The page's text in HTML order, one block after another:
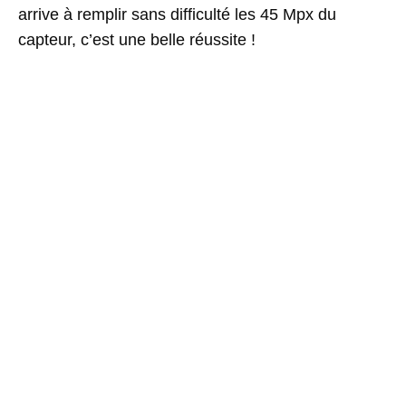
arrive à remplir sans difficulté les 45 Mpx du
capteur, c’est une belle réussite !